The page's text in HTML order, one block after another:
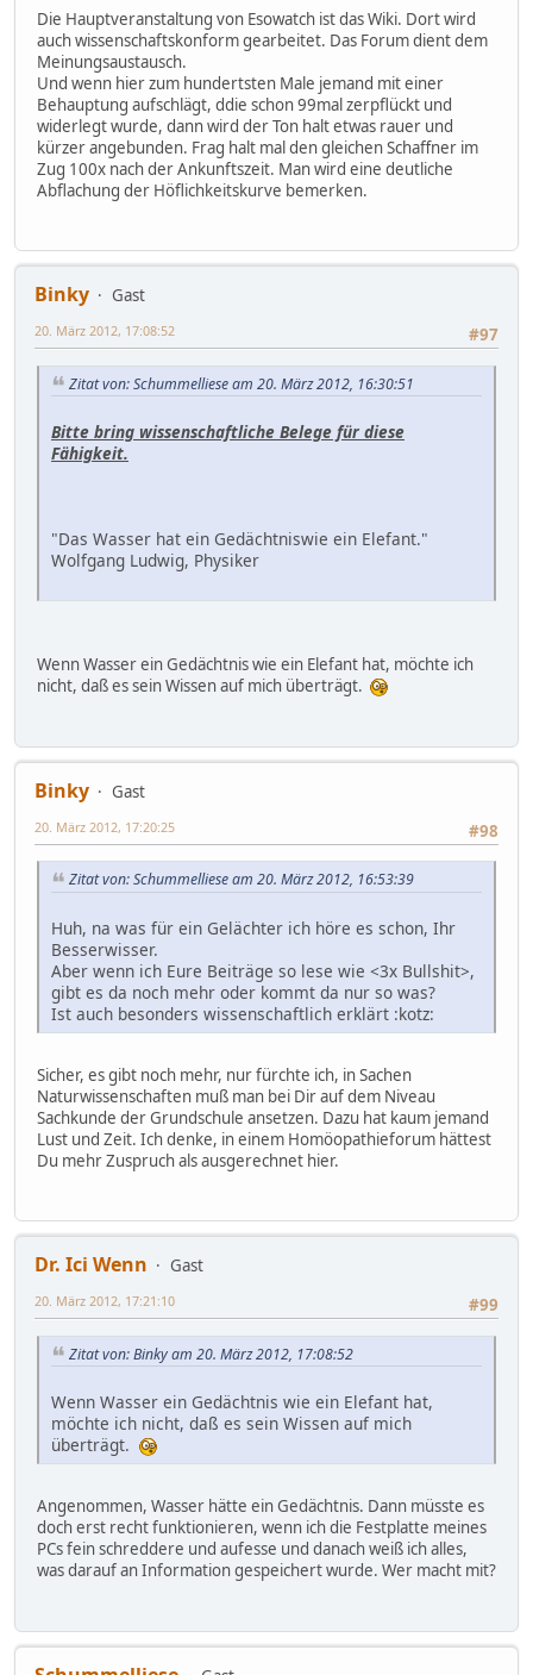
Die Hauptveranstaltung von Esowatch ist das Wiki. Dort wird
auch wissenschaftskonform gearbeitet. Das Forum dient dem
Meinungsaustausch.
Und wenn hier zum hundertsten Male jemand mit einer
Behauptung aufschlägt, ddie schon 99mal zerpflückt und
widerlegt wurde, dann wird der Ton halt etwas rauer und
kürzer angebunden. Frag halt mal den gleichen Schaffner im
Zug 100x nach der Ankunftszeit. Man wird eine deutliche
Abflachung der Höflichkeitskurve bemerken.
Binky
Gast
#97
20. März 2012, 17:08:52
Zitat von: Schummelliese am 20. März 2012, 16:30:51
Bitte bring wissenschaftliche Belege für diese
Fähigkeit.
"Das Wasser hat ein Gedächtniswie ein Elefant."
Wolfgang Ludwig, Physiker
Wenn Wasser ein Gedächtnis wie ein Elefant hat, möchte ich
nicht, daß es sein Wissen auf mich überträgt.
Binky
Gast
#98
20. März 2012, 17:20:25
Zitat von: Schummelliese am 20. März 2012, 16:53:39
Huh, na was für ein Gelächter ich höre es schon, Ihr
Besserwisser.
Aber wenn ich Eure Beiträge so lese wie <3x Bullshit>,
gibt es da noch mehr oder kommt da nur so was?
Ist auch besonders wissenschaftlich erklärt :kotz:
Sicher, es gibt noch mehr, nur fürchte ich, in Sachen
Naturwissenschaften muß man bei Dir auf dem Niveau
Sachkunde der Grundschule ansetzen. Dazu hat kaum jemand
Lust und Zeit. Ich denke, in einem Homöopathieforum hättest
Du mehr Zuspruch als ausgerechnet hier.
Dr. Ici Wenn
Gast
#99
20. März 2012, 17:21:10
Zitat von: Binky am 20. März 2012, 17:08:52
Wenn Wasser ein Gedächtnis wie ein Elefant hat,
möchte ich nicht, daß es sein Wissen auf mich
überträgt.
Angenommen, Wasser hätte ein Gedächtnis. Dann müsste es
doch erst recht funktionieren, wenn ich die Festplatte meines
PCs fein schreddere und aufesse und danach weiß ich alles,
was darauf an Information gespeichert wurde. Wer macht mit?